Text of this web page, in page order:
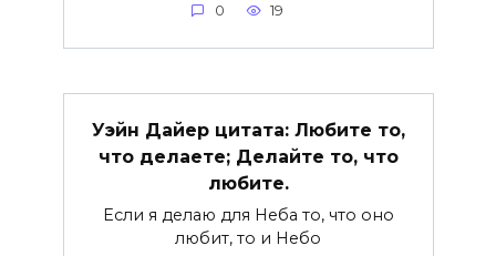
0 19
Уэйн Дайер цитата: Любите то,
что делаете; Делайте то, что
любите.
Если я делаю для Неба то, что оно
любит, то и Небо